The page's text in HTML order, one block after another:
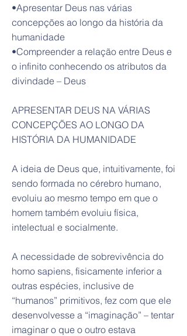
•Apresentar Deus nas várias
concepções ao longo da história da
humanidade
•Compreender a relação entre Deus e
o infinito conhecendo os atributos da
divindade – Deus
APRESENTAR DEUS NA VÁRIAS
CONCEPÇÕES AO LONGO DA
HISTÓRIA DA HUMANIDADE
A ideia de Deus que, intuitivamente, foi
sendo formada no cérebro humano,
evoluiu ao mesmo tempo em que o
homem também evoluiu física,
intelectual e socialmente.
A necessidade de sobrevivência do
homo sapiens, fisicamente inferior a
outras espécies, inclusive de
“humanos” primitivos, fez com que ele
desenvolvesse a “imaginação” – tentar
imaginar o que o outro estava